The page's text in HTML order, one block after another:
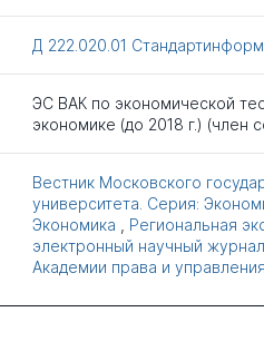
Д 222.020.01 Стандартинформ
ЭС ВАК по экономической
экономике (до 2018 г.) (член
Вестник Московского
университета. Серия:
Экономика
Региональная
электронный научный журнал
Академии права и управления